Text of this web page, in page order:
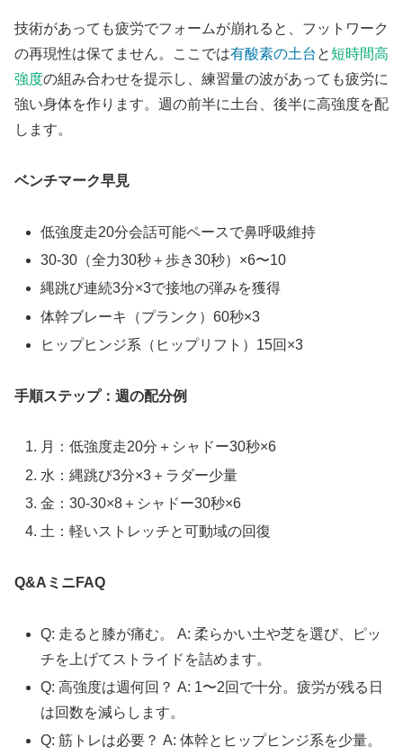
技術があっても疲労でフォームが崩れると、フットワーク
の再現性は保てません。ここでは有酸素の土台 と短時間高
強度の組み合わせを提示し、練習量の波があっても疲労に
強い身体を作ります。週の前半に土台、後半に高強度を配
します。
ベンチマーク早見
低強度走20分会話可能ペースで鼻呼吸維持
30-30（全力30秒＋歩き30秒）×6〜10
縄跳び連続3分×3で接地の弾みを獲得
体幹ブレーキ（プランク）60秒×3
ヒップヒンジ系（ヒップリフト）15回×3
手順ステップ：週の配分例
月：低強度走20分＋シャドー30秒×6
水：縄跳び3分×3＋ラダー少量
金：30-30×8＋シャドー30秒×6
土：軽いストレッチと可動域の回復
Q&AミニFAQ
Q: 走ると膝が痛む。 A: 柔らかい土や芝を選び、ピッ
チを上げてストライドを詰めます。
Q: 高強度は週何回？ A: 1〜2回で十分。疲労が残る日
は回数を減らします。
Q: 筋トレは必要？ A: 体幹とヒップヒンジ系を少量。